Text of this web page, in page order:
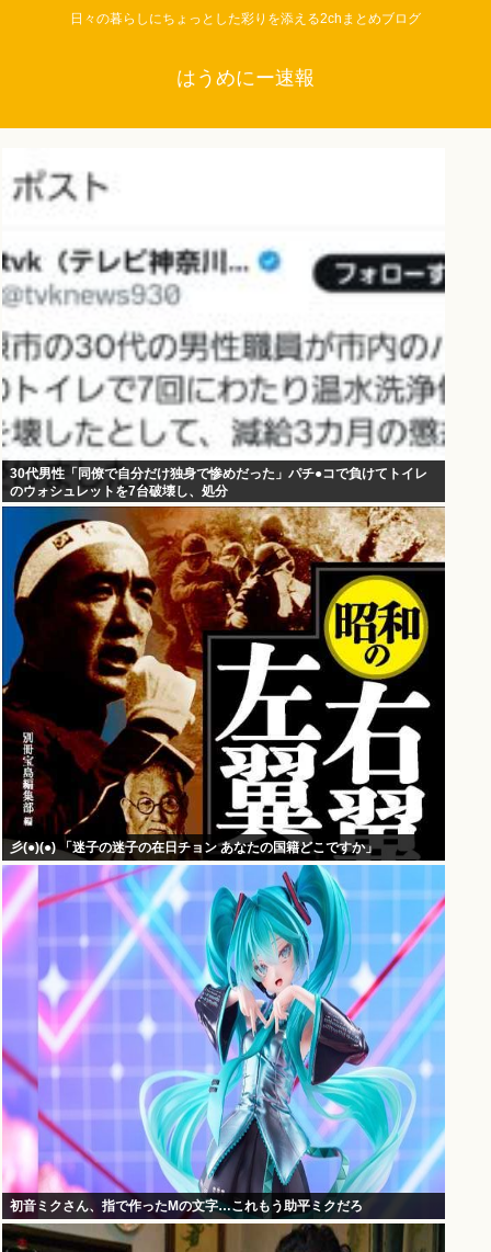
日々の暮らしにちょっとした彩りを添える2chまとめブログ
はうめにー速報
30代男性「同僚で自分だけ独身で惨めだった」パチ●コで負けてトイレ
のウォシュレットを7台破壊し、処分
彡(●)(●) 「迷子の迷子の在日チョン あなたの国籍どこですか」
初音ミクさん、指で作ったMの文字…これもう助平ミクだろ